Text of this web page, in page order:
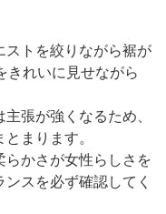
ストを絞りながら裾が
きれいに見せながら
張が強くなるため、
まります。
らかさが女性らしさを
スを必ず確認してく